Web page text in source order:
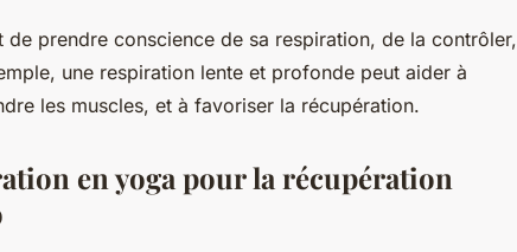
prendre conscience de sa respiration, de la contrôler,
une respiration lente et profonde peut aider à
les muscles, et à favoriser la récupération.
en yoga pour la récupération